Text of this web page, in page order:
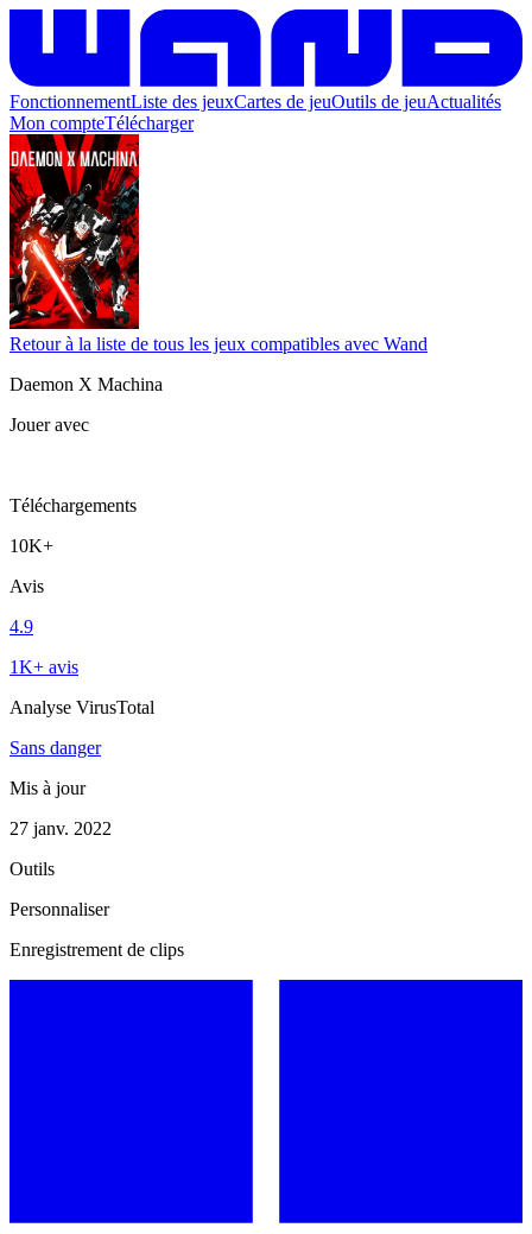
FonctionnementListe des jeuxCartes de jeuOutils de jeuActualités
Mon compteTélécharger
Retour à la liste de tous les jeux compatibles avec Wand
Daemon X Machina
Jouer avec
Téléchargements
10K+
Avis
4.9
1K+ avis
Analyse VirusTotal
Sans danger
Mis à jour
27 janv. 2022
Outils
Personnaliser
Enregistrement de clips